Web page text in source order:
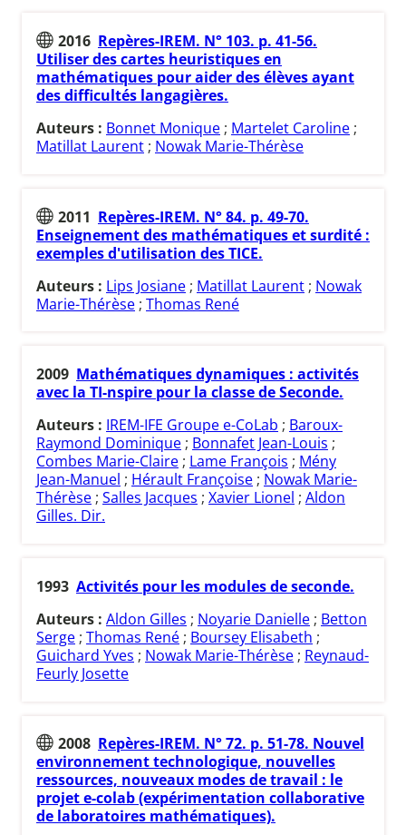
2016 Repères-IREM. N° 103. p. 41-56.
Utiliser des cartes heuristiques en
mathématiques pour aider des élèves ayant
des difficultés langagières.
Auteurs : Bonnet Monique ; Martelet Caroline ;
Matillat Laurent ; Nowak Marie-Thérèse
2011 Repères-IREM. N° 84. p. 49-70.
Enseignement des mathématiques et surdité :
exemples d'utilisation des TICE.
Auteurs : Lips Josiane ; Matillat Laurent ; Nowak
Marie-Thérèse ; Thomas René
2009 Mathématiques dynamiques : activités
avec la TI-nspire pour la classe de Seconde.
Auteurs : IREM-IFE Groupe e-CoLab ; Baroux-
Raymond Dominique ; Bonnafet Jean-Louis ;
Combes Marie-Claire ; Lame François ; Mény
Jean-Manuel ; Hérault Françoise ; Nowak Marie-
Thérèse ; Salles Jacques ; Xavier Lionel ; Aldon
Gilles. Dir.
1993 Activités pour les modules de seconde.
Auteurs : Aldon Gilles ; Noyarie Danielle ; Betton
Serge ; Thomas René ; Boursey Elisabeth ;
Guichard Yves ; Nowak Marie-Thérèse ; Reynaud-
Feurly Josette
2008 Repères-IREM. N° 72. p. 51-78. Nouvel
environnement technologique, nouvelles
ressources, nouveaux modes de travail : le
projet e-colab (expérimentation collaborative
de laboratoires mathématiques).